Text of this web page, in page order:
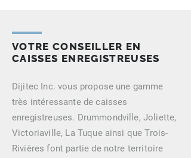
VOTRE CONSEILLER EN
CAISSES ENREGISTREUSES
Dijitec Inc. vous propose une gamme
très intéressante de caisses
enregistreuses. Drummondville, Joliette,
Victoriaville, La Tuque ainsi que Trois-
Rivières font partie de notre territoire